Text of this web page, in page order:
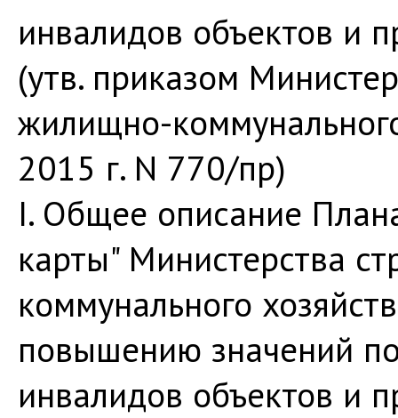
инвалидов объектов и
(утв. приказом
жилищно-
2015 г. N 770/пр)
I. Общее описание
карты" Министерства
коммунального
повышению значений
инвалидов объектов и